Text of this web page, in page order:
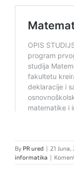
By PR ured | 21 Juna,
informatika |